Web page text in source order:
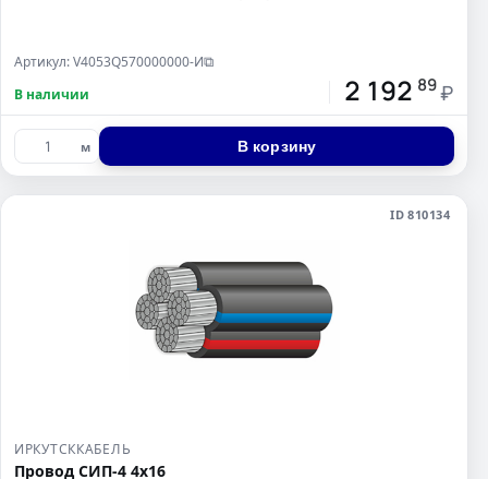
Артикул: V4053Q570000000-И⧉
В наличии 2 192 89 ₽
м В корзину
ID 810134
ИРКУТСККАБЕЛЬ
Провод СИП-4 4х16